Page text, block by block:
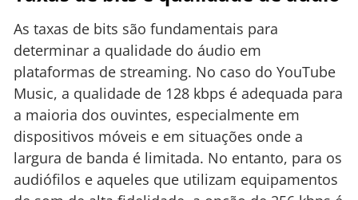
As taxas de bits são fundamentais para
determinar a qualidade do áudio em
plataformas de streaming. No caso do YouTube
Music, a qualidade de 128 kbps é adequada para
a maioria dos ouvintes, especialmente em
dispositivos móveis e em situações onde a
largura de banda é limitada. No entanto, para os
audiófilos e aqueles que utilizam equipamentos